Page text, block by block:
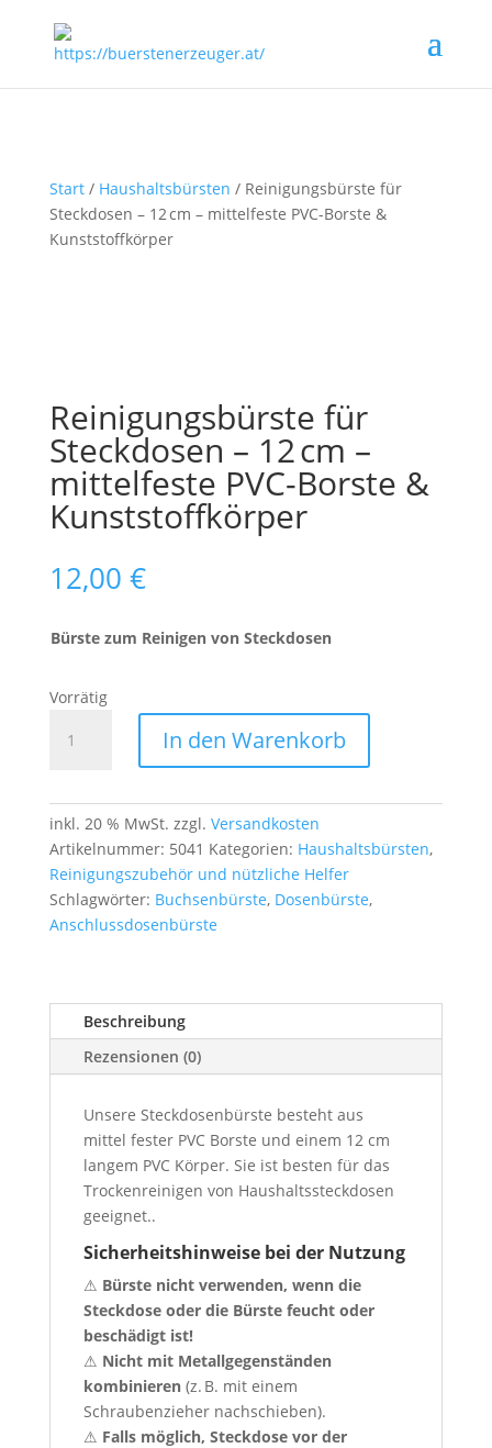
Start/ Haushaltsbürsten / Reinigungsbürste für
Steckdosen – 12 cm – mittelfeste PVC-Borste &
Kunststoffkörper
Reinigungsbürste für
Steckdosen – 12 cm –
mittelfeste PVC-Borste &
Kunststoffkörper
12,00 €
Bürste zum Reinigen von Steckdosen
Vorrätig
Reinigungsbürste
12 cm
–
mittelfeste
PVC-
Borste
Menge
In den Warenkorb
inkl. 20 % MwSt. zzgl. Versandkosten
Artikelnummer: 5041 Kategorien: Haushaltsbürsten,
Reinigungszubehör und nützliche Helfer
Schlagwörter: Buchsenbürste, Dosenbürste,
Anschlussdosenbürste
Beschreibung
Rezensionen (0)
Unsere Steckdosenbürste besteht aus
mittel fester PVC Borste und einem 12 cm
langem PVC Körper. Sie ist besten für das
Trockenreinigen von Haushaltssteckdosen
geeignet..
Sicherheitshinweise bei der Nutzung
⚠ Bürste nicht verwenden, wenn die
Steckdose oder die Bürste feucht oder
beschädigt ist!
⚠ Nicht mit Metallgegenständen
kombinieren(z. B. mit einem
Schraubenzieher nachschieben).
⚠ Falls möglich, Steckdose vor der